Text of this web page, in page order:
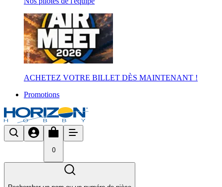
ACHETEZ VOTRE BILLET DÈS MAINTENANT !
Promotions
0